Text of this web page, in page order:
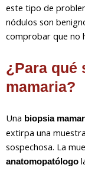
este tipo de
nódulos son
comprobar que no
¿Para qué
mamaria?
Una biopsia
extirpa una
sospechosa. La
anatomopatólogo